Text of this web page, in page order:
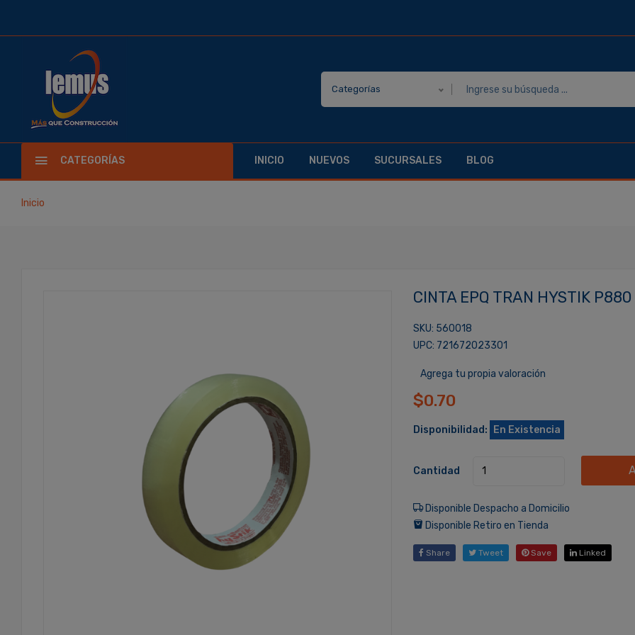
Categorías
CATEGORÍAS INICIO NUEVOS SUCURSALES BLOG
Inicio
CINTA EPQ TRAN HYSTIK
SKU: 560018
UPC: 721672023301
Agrega tu propia valoración
$0.70
Disponibilidad: En Existencia
Cantidad
Disponible Despacho a Domicilio
Disponible Retiro en Tienda
Share Tweet Save Linked